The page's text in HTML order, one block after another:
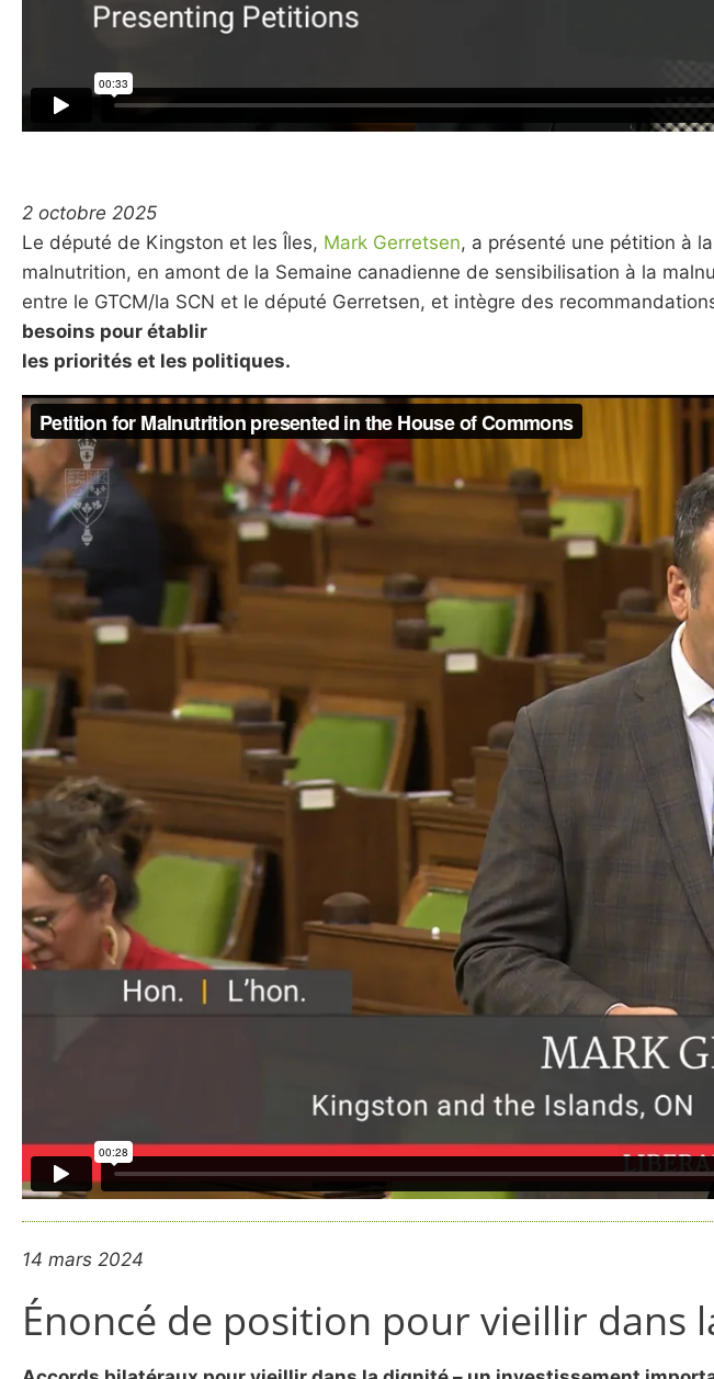
2 octobre 2025
Le député de Kingston et les Îles, Mark Gerretsen, a présenté une pétition à
malnutrition, en amont de la Semaine canadienne de sensibilisation à la
entre le GTCM/la SCN et le député Gerretsen, et intègre des
besoins pour établir
les priorités et les politiques.
14 mars 2024
Énoncé de position pour vieillir dans